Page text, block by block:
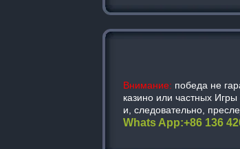
Внимание: победа не
казино или частных
и, следовательно,
Whats App:+86 136